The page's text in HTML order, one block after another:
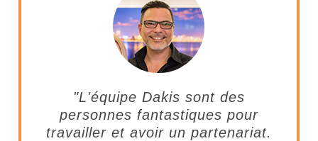
"L'équipe Dakis sont des
personnes fantastiques pour
travailler et avoir un partenariat.